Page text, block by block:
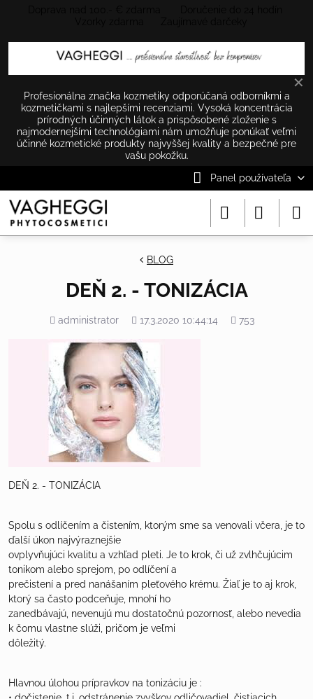
✕
Profesionálna značka kozmetiky odporúčaná odborníkmi a
kozmetičkami s najlepšími recenziami. Vysoká koncentrácia
prírodných účinných látok a prispôsobené zloženie s
najmodernejšími technológiami nám umožňuje ponúkať veľmi
účinné kozmetické produkty najvyššej kvality a bezpečné pre
vašu pokožku.
Panel používateľa
BLOG
DEŇ 2. - TONIZÁCIA
Pridal
administrator Pridané
17.3.2020 10:44:14
Počet
753
DEŇ 2. - TONIZÁCIA
Spolu s odlíčením a čistením, ktorým sme sa venovali včera, je to
ďalší úkon najvýraznejšie
ovplyvňujúci kvalitu a vzhľad pleti. Je to krok, či už zvlhčujúcim
tonikom alebo sprejom, po odlíčení a
prečistení a pred nanášaním pleťového krému. Žiaľ je to aj krok,
ktorý sa často podceňuje, mnohí ho
zanedbávajú, nevenujú mu dostatočnú pozornosť, alebo nevedia
k čomu vlastne slúži, pričom je veľmi
dôležitý.
Hlavnou úlohou prípravkov na tonizáciu je :